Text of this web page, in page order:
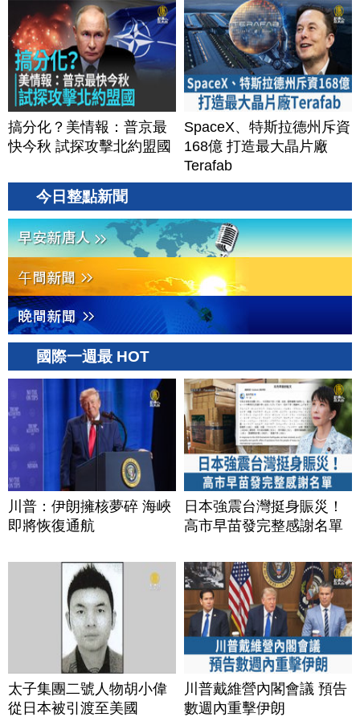
搞分化？美情報：普京最
快今秋 試探攻擊北約盟國
SpaceX、特斯拉德州斥資
168億 打造最大晶片廠
Terafab
今日整點新聞
國際一週最 HOT
川普：伊朗擁核夢碎 海峽
即將恢復通航
日本強震台灣挺身賑災！
高市早苗發完整感謝名單
太子集團二號人物胡小偉
從日本被引渡至美國
川普戴維營內閣會議 預告
數週內重擊伊朗